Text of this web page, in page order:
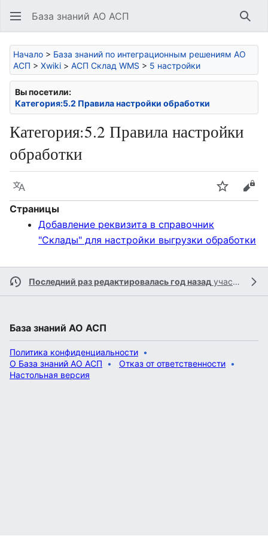
База знаний АО АСП
Начало > База знаний по интеграционным решениям АО
АСП > Xwiki > АСП Склад WMS > 5 настройки
Вы посетили:
Категория:5.2 Правила настройки обработки
Категория:5.2 Правила настройки
обработки
Язык Следить
Страницы
Добавление реквизита в справочник
"Склады" для настройки выгрузки обработки
Последний раз редактировалась год назад участником
База знаний АО АСП
Политика конфиденциальности
О База знаний АО АСП
Отказ от ответственности
Настольная версия